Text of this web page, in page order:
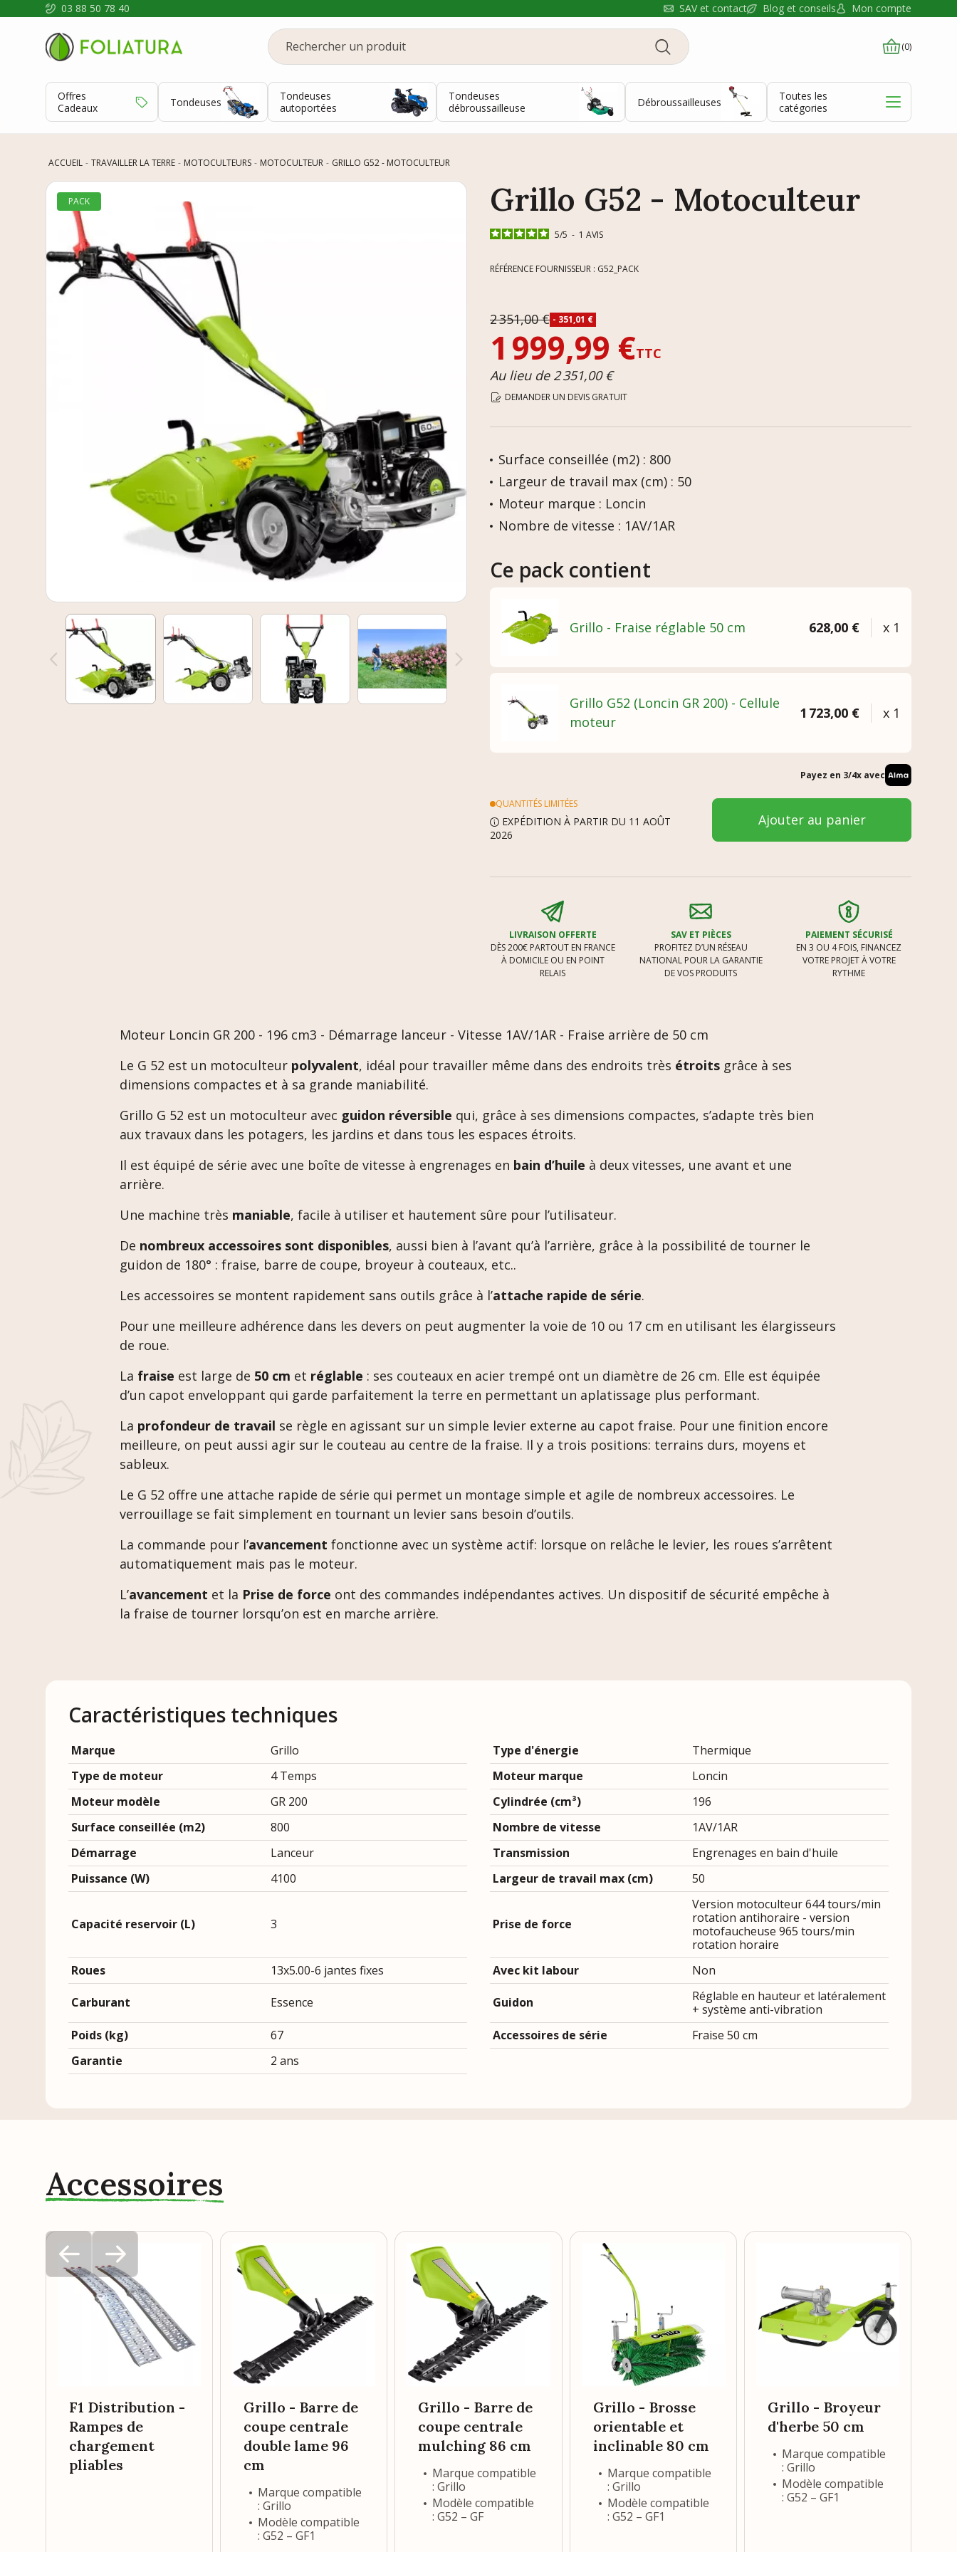
03 88 50 78 40 SAV et contact Blog et conseils Mon compte
(0)
Offres
Cadeaux
Tondeuses
Tondeuses
autoportées
Tondeuses
débroussailleuse
Débroussailleuses
Toutes les
catégories
ACCUEIL TRAVAILLER LA TERRE MOTOCULTEURS MOTOCULTEUR GRILLO G52 - MOTOCULTEUR
PACK Grillo G52 - Motoculteur
5/5 - 1 AVIS
RÉFÉRENCE FOURNISSEUR : G52_PACK
2 351,00 € - 351,01 €
1 999,99 €TTC
Au lieu de 2 351,00 €
DEMANDER UN DEVIS GRATUIT
Surface conseillée (m2) : 800
Largeur de travail max (cm) : 50
Moteur marque : Loncin
Nombre de vitesse : 1AV/1AR
Ce pack contient
Grillo - Fraise réglable 50 cm 628,00 € x 1
Grillo G52 (Loncin GR 200) - Cellule
moteur
1 723,00 € x 1
Payez en 3/4x avec
QUANTITÉS LIMITÉES
EXPÉDITION À PARTIR DU 11 AOÛT
2026
Ajouter au panier
LIVRAISON OFFERTE
DÈS 200€ PARTOUT EN FRANCE
À DOMICILE OU EN POINT
RELAIS
SAV ET PIÈCES
PROFITEZ D’UN RÉSEAU
NATIONAL POUR LA GARANTIE
DE VOS PRODUITS
PAIEMENT SÉCURISÉ
EN 3 OU 4 FOIS, FINANCEZ
VOTRE PROJET À VOTRE
RYTHME
Moteur Loncin GR 200 - 196 cm3 - Démarrage lanceur - Vitesse 1AV/1AR - Fraise arrière de 50 cm
Le G 52 est un motoculteur polyvalent, idéal pour travailler même dans des endroits très étroits grâce à ses
dimensions compactes et à sa grande maniabilité.
Grillo G 52 est un motoculteur avec guidon réversible qui, grâce à ses dimensions compactes, s’adapte très bien
aux travaux dans les potagers, les jardins et dans tous les espaces étroits.
Il est équipé de série avec une boîte de vitesse à engrenages en bain d’huile à deux vitesses, une avant et une
arrière.
Une machine très maniable, facile à utiliser et hautement sûre pour l’utilisateur.
De nombreux accessoires sont disponibles, aussi bien à l’avant qu’à l’arrière, grâce à la possibilité de tourner le
guidon de 180° : fraise, barre de coupe, broyeur à couteaux, etc..
Les accessoires se montent rapidement sans outils grâce à l’attache rapide de série.
Pour une meilleure adhérence dans les devers on peut augmenter la voie de 10 ou 17 cm en utilisant les élargisseurs
de roue.
La fraise est large de 50 cm et réglable : ses couteaux en acier trempé ont un diamètre de 26 cm. Elle est équipée
d’un capot enveloppant qui garde parfaitement la terre en permettant un aplatissage plus performant.
La profondeur de travail se règle en agissant sur un simple levier externe au capot fraise. Pour une finition encore
meilleure, on peut aussi agir sur le couteau au centre de la fraise. Il y a trois positions: terrains durs, moyens et
sableux.
Le G 52 offre une attache rapide de série qui permet un montage simple et agile de nombreux accessoires. Le
verrouillage se fait simplement en tournant un levier sans besoin d’outils.
La commande pour l’avancement fonctionne avec un système actif: lorsque on relâche le levier, les roues s’arrêtent
automatiquement mais pas le moteur.
L’avancement et la Prise de force ont des commandes indépendantes actives. Un dispositif de sécurité empêche à
la fraise de tourner lorsqu’on est en marche arrière.
Caractéristiques techniques
Marque Grillo Type d'énergie
Thermique
Type de moteur
4 Temps Moteur marque
Loncin
Moteur modèle
GR 200 Cylindrée (cm³)
196
Surface conseillée (m2)
800 Nombre de vitesse
1AV/1AR
Démarrage
Lanceur Transmission
Engrenages en bain d'huile
Puissance (W)
4100 Largeur de travail max (cm) 50
Capacité reservoir (L) 3 Prise de force
Version motoculteur 644 tours/min
rotation antihoraire - version
motofaucheuse 965 tours/min
rotation horaire
Roues
13x5.00-6 jantes fixes Avec kit labour Non
Carburant Essence Guidon
Réglable en hauteur et latéralement
+ système anti-vibration
Poids (kg)
67 Accessoires de série
Fraise 50 cm
Garantie
2 ans
Accessoires
F1 Distribution -
Rampes de
chargement
pliables
Grillo - Barre de
coupe centrale
double lame 96
cm
Marque compatible
: Grillo
Modèle compatible
: G52 – GF1
Grillo - Barre de
coupe centrale
mulching 86 cm
Marque compatible
: Grillo
Modèle compatible
: G52 – GF
Grillo - Brosse
orientable et
inclinable 80 cm
Marque compatible
: Grillo
Modèle compatible
: G52 – GF1
Grillo - Broyeur
d'herbe 50 cm
Marque compatible
: Grillo
Modèle compatible
: G52 – GF1